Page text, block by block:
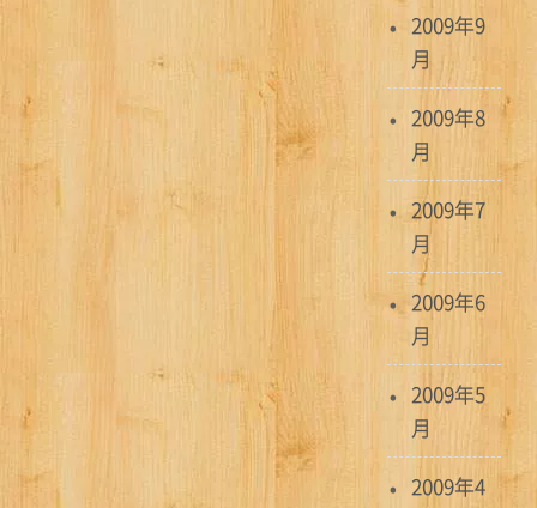
2009年9
月
2009年8
月
2009年7
月
2009年6
月
2009年5
月
2009年4